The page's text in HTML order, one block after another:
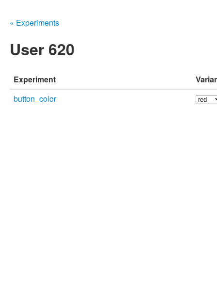
« Experiments
User 620
Experiment
button_color